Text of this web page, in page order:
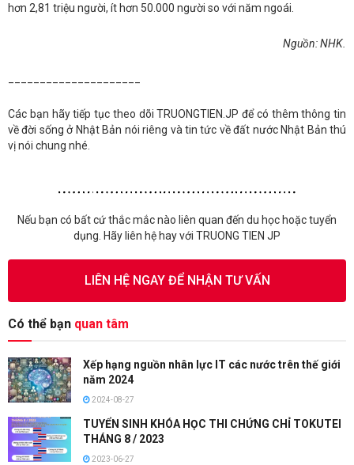
hơn 2,81 triệu người, ít hơn 50.000 người so với năm ngoái.
Nguồn: NHK.
Các bạn hãy tiếp tục theo dõi TRUONGTIEN.JP để có thêm thông tin
về đời sống ở Nhật Bản nói riêng và tin tức về đất nước Nhật Bản thú
vị nói chung nhé.
Nếu bạn có bất cứ thắc mắc nào liên quan đến du học hoặc tuyển
dụng. Hãy liên hệ hay với TRUONG TIEN JP
LIÊN HỆ NGAY ĐỂ NHẬN TƯ VẤN
Có thể bạn quan tâm
Xếp hạng nguồn nhân lực IT các nước trên thế giới
năm 2024
2024-08-27
TUYỂN SINH KHÓA HỌC THI CHỨNG CHỈ TOKUTEI
THÁNG 8 / 2023
2023-06-27